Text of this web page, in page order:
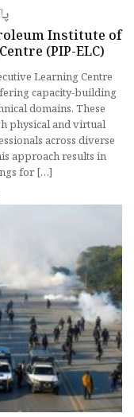
Institute of
(PIP-ELC)
Learning Centre
capacity-building
domains. These
physical and virtual
across diverse
approach results in
for […]